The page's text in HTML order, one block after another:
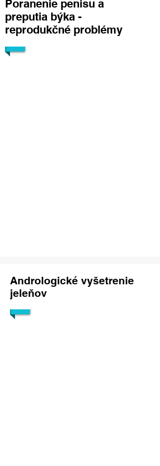
Poranenie penisu a
preputia býka -
reprodukčné problémy
Andrologické vyšetrenie
jeleňov